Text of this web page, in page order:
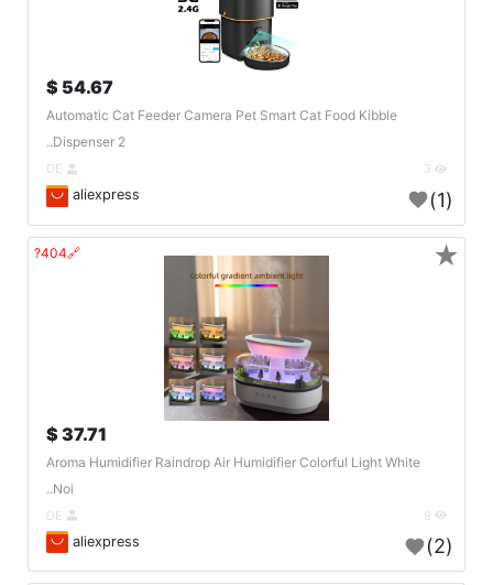
54.67 $
Automatic Cat Feeder Camera Pet Smart Cat Food Kibble
Dispenser 2..
aliexpress (1)
🔗404?
37.71 $
Aroma Humidifier Raindrop Air Humidifier Colorful Light White
Noi..
aliexpress (2)
★